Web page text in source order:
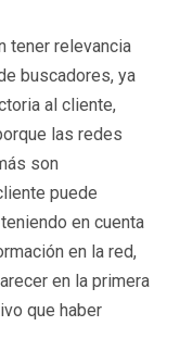
tener relevancia
buscadores, ya
al cliente,
las redes
son
puede
en cuenta
en la red,
en la primera
que haber